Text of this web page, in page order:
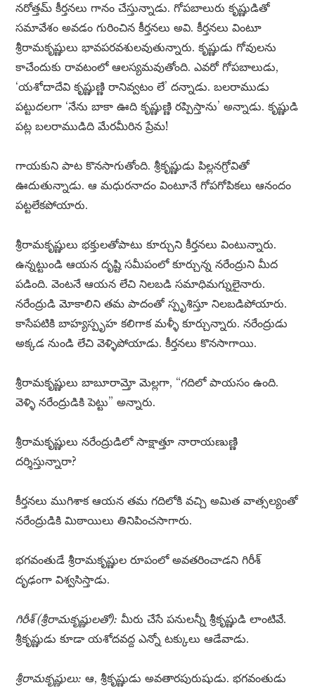
నరోత్తమ్ కీర్తనలు గానం చేస్తున్నాడు. గోపబాలురు కృష్ణుడితో
సమావేశం అవడం గురించిన కీర్తనలు అవి. కీర్తనలు వింటూ
శ్రీరామకృష్ణులు భావపరవశులవుతున్నారు. కృష్ణుడు గోవులను
కాచేందుకు రావటంలో ఆలస్యమవుతోంది. ఎవరో గోపబాలుడు,
‘యశోదాదేవి కృష్ణుణ్ణి రానివ్వటం లే’ దన్నాడు. బలరాముడు
పట్టుదలగా ‘నేను బాకా ఊది కృష్ణుణ్ణి రప్పిస్తాను’ అన్నాడు. కృష్ణుడి
పట్ల బలరాముడిది మేరమీరిన ప్రేమ!
గాయకుని పాట కొనసాగుతోంది. శ్రీకృష్ణుడు పిల్లనగ్రోవితో
ఊదుతున్నాడు. ఆ మధురనాదం వింటూనే గోపగోపికలు ఆనందం
పట్టలేకపోయారు.
శ్రీరామకృష్ణులు భక్తులతోపాటు కూర్చుని కీర్తనలు వింటున్నారు.
ఉన్నట్టుండి ఆయన దృష్టి సమీపంలో కూర్చున్న నరేంద్రుని మీద
పడింది. వెంటనే ఆయన లేచి నిలబడి సమాధిమగ్నులైనారు.
నరేంద్రుడి మోకాలిని తమ పాదంతో స్పృశిస్తూ నిలబడిపోయారు.
కాసేపటికి బాహ్యస్పృహ కలిగాక మళ్ళీ కూర్చున్నారు. నరేంద్రుడు
అక్కడ నుండి లేచి వెళ్ళిపోయాడు. కీర్తనలు కొనసాగాయి.
శ్రీరామకృష్ణులు బాబూరామ్తో మెల్లగా, “గదిలో పాయసం ఉంది.
వెళ్ళి నరేంద్రుడికి పెట్టు” అన్నారు.
శ్రీరామకృష్ణులు నరేంద్రుడిలో సాక్షాత్తూ నారాయణుణ్ణి
దర్శిస్తున్నారా?
కీర్తనలు ముగిశాక ఆయన తమ గదిలోకి వచ్చి అమిత వాత్సల్యంతో
నరేంద్రుడికి మిఠాయిలు తినిపించసాగారు.
భగవంతుడే శ్రీరామకృష్ణుల రూపంలో అవతరించాడని గిరీశ్
దృఢంగా విశ్వసిస్తాడు.
గిరీశ్ (శ్రీరామకృష్ణులతో): మీరు చేసే పనులన్నీ శ్రీకృష్ణుడి లాంటివే.
శ్రీకృష్ణుడు కూడా యశోదవద్ద ఎన్నో టక్కులు ఆడేవాడు.
శ్రీరామకృష్ణులు: ఆ, శ్రీకృష్ణుడు అవతారపురుషుడు. భగవంతుడు